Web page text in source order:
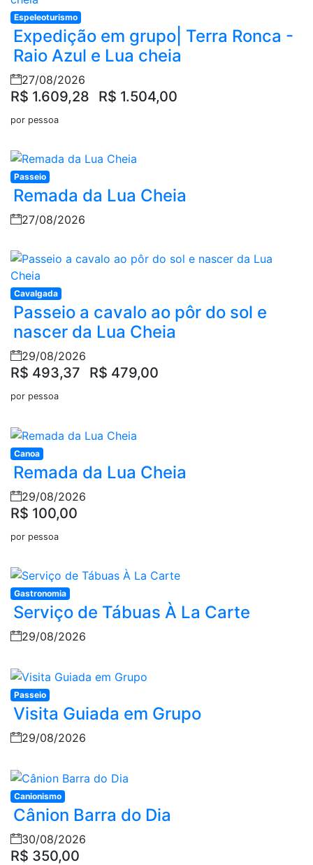
Espeleoturismo
Expedição em grupo| Terra Ronca -
Raio Azul e Lua cheia
27/08/2026
R$ 1.609,28 R$ 1.504,00
por pessoa
Passeio
Remada da Lua Cheia
27/08/2026
Cavalgada
Passeio a cavalo ao pôr do sol e
nascer da Lua Cheia
29/08/2026
R$ 493,37 R$ 479,00
por pessoa
Canoa
Remada da Lua Cheia
29/08/2026
R$ 100,00
por pessoa
Gastronomia
Serviço de Tábuas À La Carte
29/08/2026
Passeio
Visita Guiada em Grupo
29/08/2026
Canionismo
Cânion Barra do Dia
30/08/2026
R$ 350,00